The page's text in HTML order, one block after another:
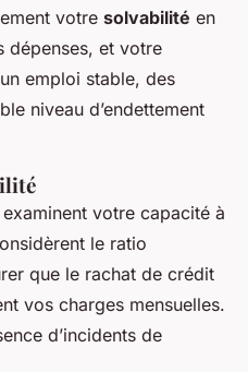
votre solvabilité en
dépenses, et votre
emploi stable, des
niveau d’endettement
votre capacité à
le ratio
que le rachat de crédit
vos charges mensuelles.
d’incidents de